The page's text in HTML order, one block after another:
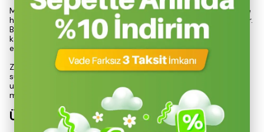
Marshall Enamel Parlak Ahşap Metal Boyası, açık kahve rengi ile
hem iç hem de dış mekanlarda kullanılmak üzere tasarlanmıştır.
Bu ürün, ahşap ve metal yüzeyler üzerinde mükemmel bir
kaplama sağlar ve kapı, pencere, ahşap parmaklık gibi yapı
elemanlarının korunmasına yardımcı olur.
Zengin hazır renk seçenekleri ile son kat parlak bir görünüm
sunan bu boyanın solvent bazlı formülü, %100 uyumlu bir
uygulama sağlar. Kullanım alanları geniştir; iç mekanlardan dış
mekanlara kadar her türlü yüzeyde etkili sonuçlar elde edilir.
Ürün Özellikleri